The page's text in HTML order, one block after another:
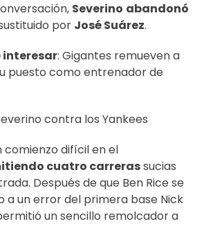
Severino abandonó
por José Suárez.
interesar: Gigantes remueven a
puesto como entrenador de
contra los Yankees
comienzo difícil en el
cuatro carrerassucias
Después de que Ben Rice se
a un error del primera base Nick
un sencillo remolcador a